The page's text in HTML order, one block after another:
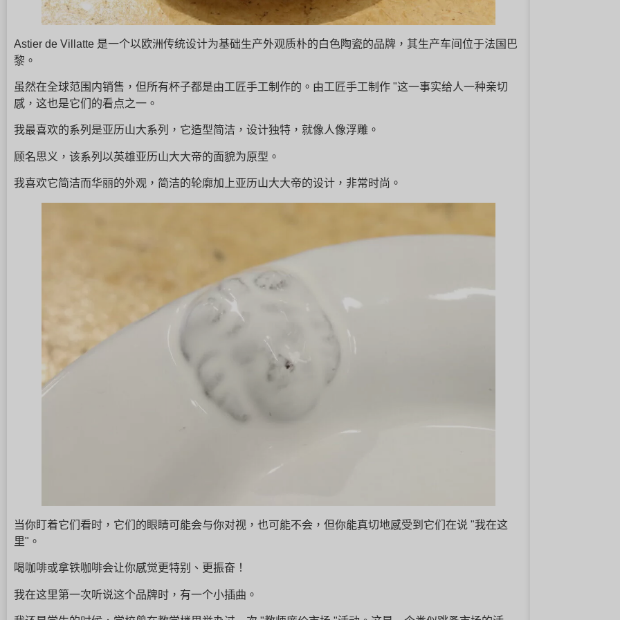
Astier de Villatte 是一个以欧洲传统设计为基础生产外观质朴的白色陶瓷的品牌，其生产车间位于法国巴
黎。
虽然在全球范围内销售，但所有杯子都是由工匠手工制作的。由工匠手工制作 "这一事实给人一种亲切
感，这也是它们的看点之一。
我最喜欢的系列是亚历山大系列，它造型简洁，设计独特，就像人像浮雕。
顾名思义，该系列以英雄亚历山大大帝的面貌为原型。
我喜欢它简洁而华丽的外观，简洁的轮廓加上亚历山大大帝的设计，非常时尚。
当你盯着它们看时，它们的眼睛可能会与你对视，也可能不会，但你能真切地感受到它们在说 "我在这
里"。
喝咖啡或拿铁咖啡会让你感觉更特别、更振奋！
我在这里第一次听说这个品牌时，有一个小插曲。